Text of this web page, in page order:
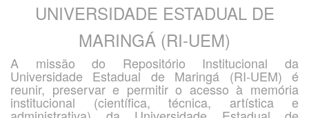
UNIVERSIDADE ESTADUAL DE
MARINGÁ (RI-UEM)
A missão do Repositório Institucional da
Universidade Estadual de Maringá (RI-UEM) é
reunir, preservar e permitir o acesso à memória
institucional (científica, técnica, artística e